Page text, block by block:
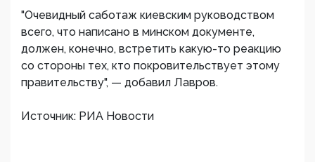
"Очевидный саботаж киевским руководством
всего, что написано в минском документе,
должен, конечно, встретить какую-то реакцию
со стороны тех, кто покровительствует этому
правительству", — добавил Лавров.
Источник: РИА Новости